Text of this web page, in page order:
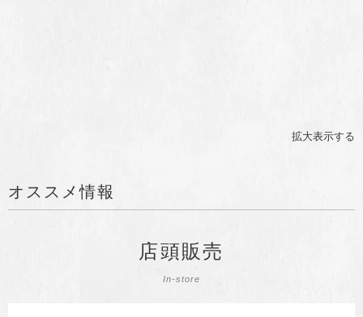
拡大表示する
オススメ情報
店頭販売
In-store